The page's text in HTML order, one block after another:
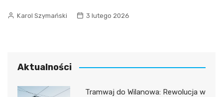
Karol Szymański 3 lutego 2026
Aktualności
Tramwaj do Wilanowa: Rewolucja w